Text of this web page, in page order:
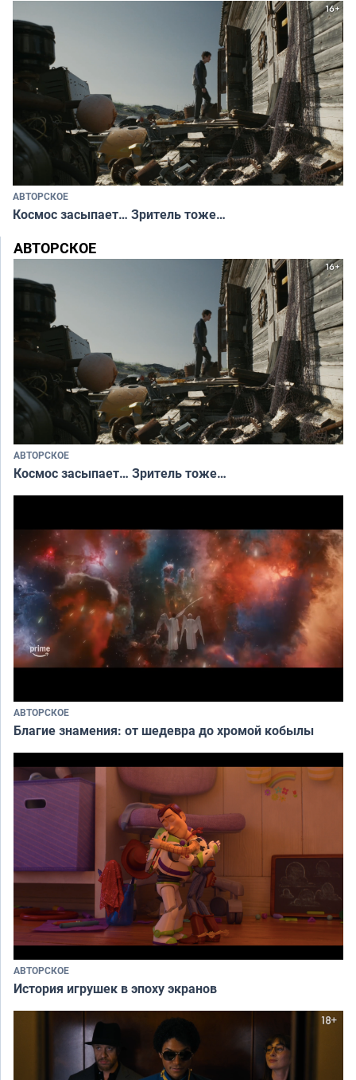
АВТОРСКОЕ
Космос засыпает… Зритель тоже…
АВТОРСКОЕ
АВТОРСКОЕ
Космос засыпает… Зритель тоже…
АВТОРСКОЕ
Благие знамения: от шедевра до хромой кобылы
АВТОРСКОЕ
История игрушек в эпоху экранов